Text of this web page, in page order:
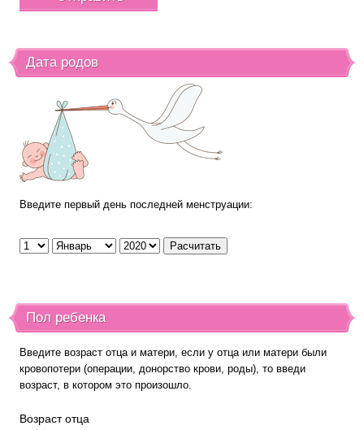
Дата родов
Введите первый день последней менструации:
Пол ребенка
Введите возраст отца и матери, если у отца или матери были
кровопотери (операции, донорство крови, роды), то введи
возраст, в котором это произошло.
Возраст отца